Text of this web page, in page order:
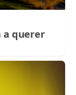
a querer